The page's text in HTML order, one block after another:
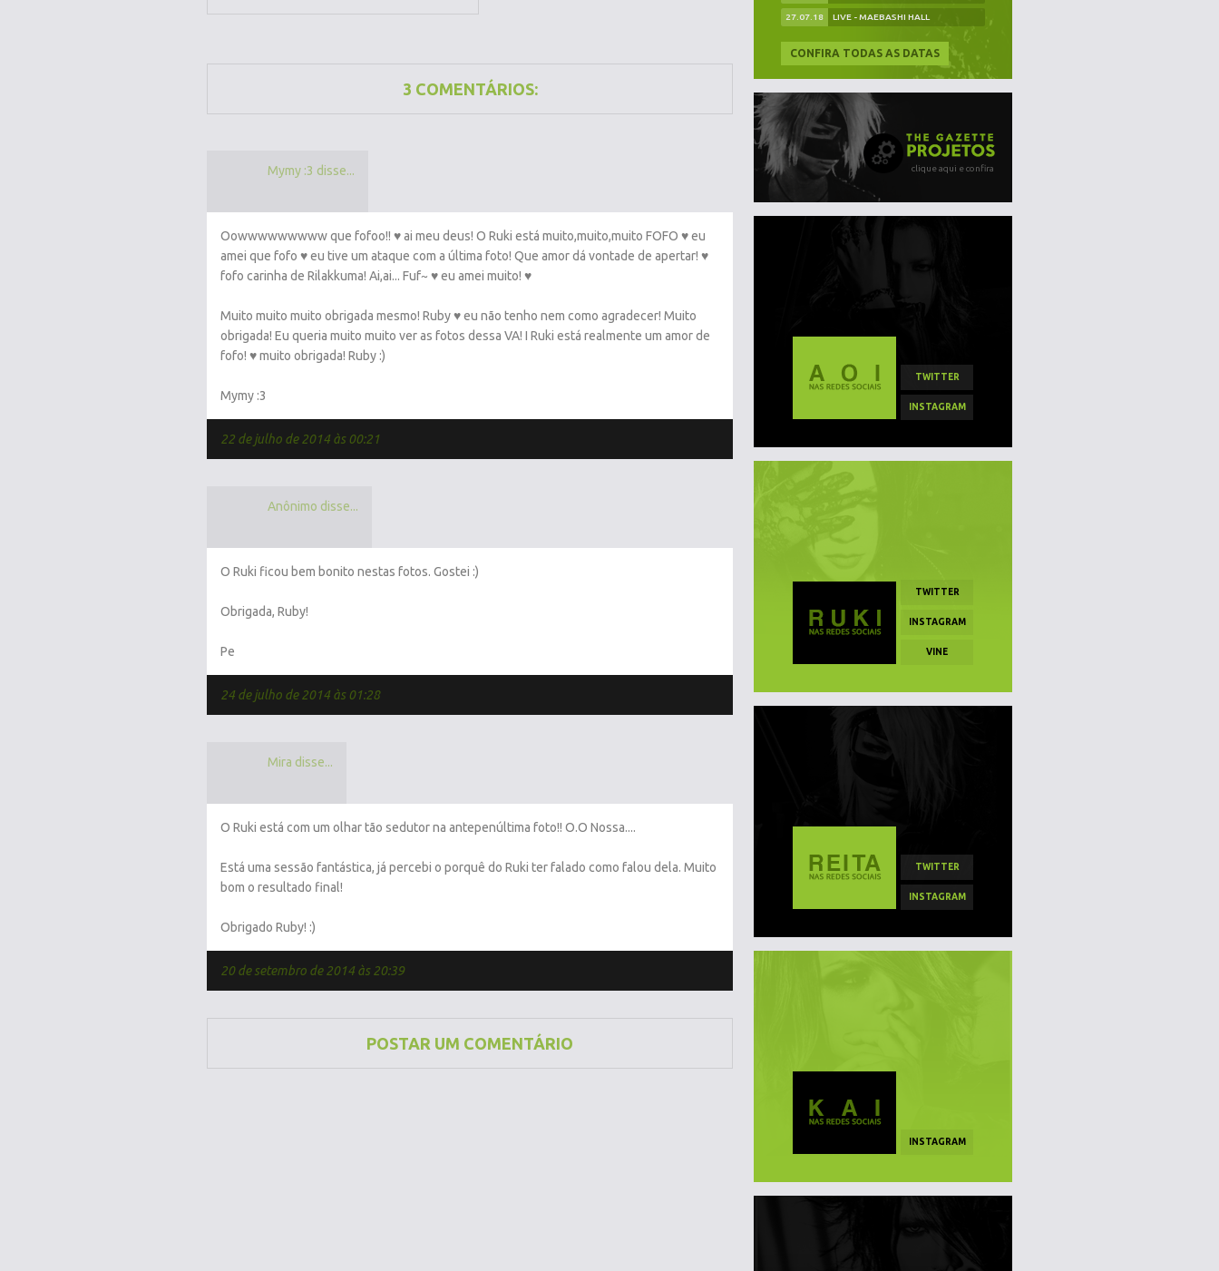
3 COMENTÁRIOS:
Mymy :3 disse...
Oowwwwwwwww que fofoo!! ♥ ai meu deus! O Ruki está muito,muito,muito FOFO ♥ eu
amei que fofo ♥ eu tive um ataque com a última foto! Que amor dá vontade de apertar! ♥
fofo carinha de Rilakkuma! Ai,ai... Fuf~ ♥ eu amei muito! ♥
Muito muito muito obrigada mesmo! Ruby ♥ eu não tenho nem como agradecer! Muito
obrigada! Eu queria muito muito ver as fotos dessa VA! I Ruki está realmente um amor de
fofo! ♥ muito obrigada! Ruby :)
Mymy :3
22 de julho de 2014 às 00:21
Anônimo disse...
O Ruki ficou bem bonito nestas fotos. Gostei :)
Obrigada, Ruby!
Pe
24 de julho de 2014 às 01:28
Mira disse...
O Ruki está com um olhar tão sedutor na antepenúltima foto!! O.O Nossa....
Está uma sessão fantástica, já percebi o porquê do Ruki ter falado como falou dela. Muito
bom o resultado final!
Obrigado Ruby! :)
20 de setembro de 2014 às 20:39
POSTAR UM COMENTÁRIO
27.07.18 LIVE - MAEBASHI HALL
CONFIRA TODAS AS DATAS
clique aqui e confira
TWITTER
INSTAGRAM
TWITTER
INSTAGRAM
VINE
TWITTER
INSTAGRAM
INSTAGRAM